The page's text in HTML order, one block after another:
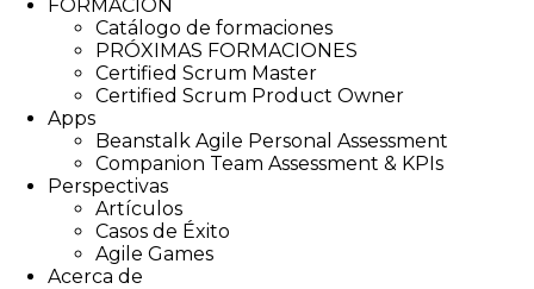
FORMACIÓN
Catálogo de formaciones
PRÓXIMAS FORMACIONES
Certified Scrum Master
Certified Scrum Product Owner
Apps
Beanstalk Agile Personal Assessment
Companion Team Assessment & KPIs
Perspectivas
Artículos
Casos de Éxito
Agile Games
Acerca de